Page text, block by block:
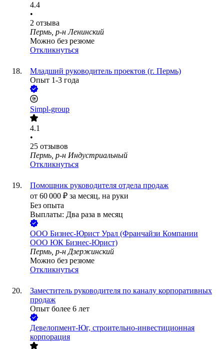
4.4
•
2 отзыва
Пермь, р-н Ленинский
Можно без резюме
Откликнуться
Младший руководитель проектов (г. Пермь)
Опыт 1-3 года
Simpl-group
4.1
•
25 отзывов
Пермь, р-н Индустриальный
Откликнуться
Помощник руководителя отдела продаж
от 60 000 ₽ за месяц, на руки
Без опыта
Выплаты: Два раза в месяц
ООО Бизнес-Юрист Урал (Франчайзи Компании
ООО ЮК Бизнес-Юрист)
Пермь, р-н Дзержинский
Можно без резюме
Откликнуться
Заместитель руководителя по каналу корпоративных
продаж
Опыт более 6 лет
Девелопмент-Юг, строительно-инвестиционная
корпорация